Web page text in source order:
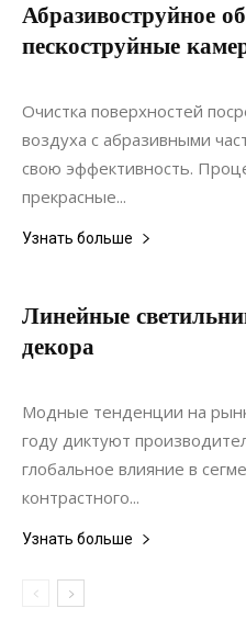
Абразивоструйное
пескоструйные
28.12.2020
Очистка поверхностей
воздуха с абразивными
свою эффективность.
прекрасные...
Узнать больше
Линейные
декора
06.05.2022
Модные тенденции на
году диктуют
глобальное влияние в
контрастного...
Узнать больше